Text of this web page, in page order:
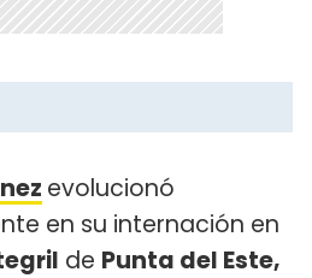
evolucionó
en su internación en
de Punta del Este,